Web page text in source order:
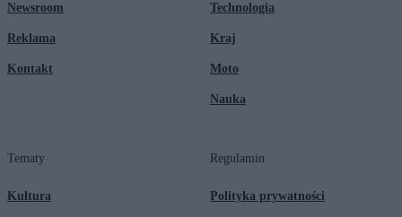
Newsroom
Reklama
Kontakt
Technologia
Kraj
Moto
Nauka
Tematy
Kultura
Regulamin
Polityka prywatności